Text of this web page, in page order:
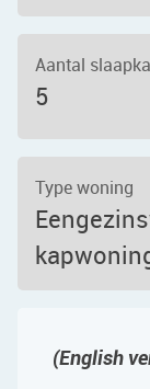
Aantal
5
Type woning
(English